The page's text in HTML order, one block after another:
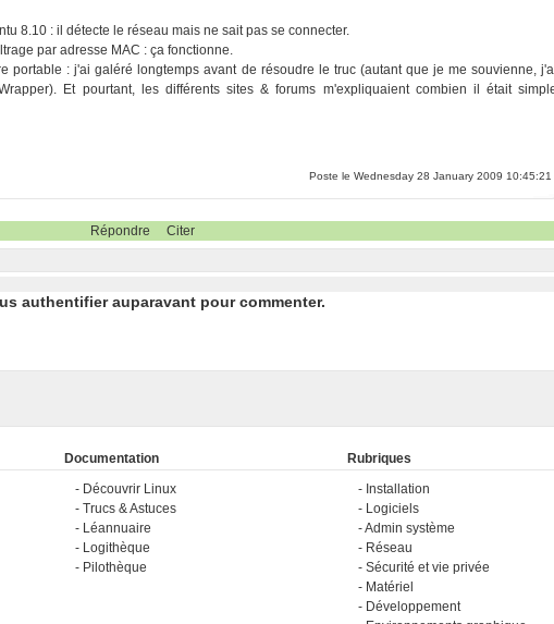
8.10 : il détecte le réseau mais ne sait pas se connecter.
par adresse MAC : ça fonctionne.
portable : j'ai galéré longtemps avant de résoudre le truc (autant que je me souvienne,
Et pourtant, les différents sites & forums m'expliquaient combien il était
Poste le Wednesday 28 January 2009 10:45:21
Répondre Citer
authentifier auparavant pour commenter.
Documentation
Découvrir Linux
Trucs & Astuces
Léannuaire
Logithèque
Pilothèque
Rubriques
Installation
Logiciels
Admin système
Réseau
Sécurité et vie privée
Matériel
Développement